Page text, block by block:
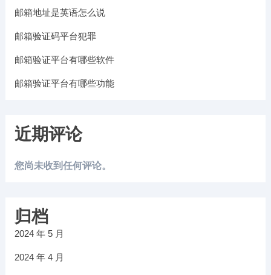
邮箱地址是英语怎么说
邮箱验证码平台犯罪
邮箱验证平台有哪些软件
邮箱验证平台有哪些功能
近期评论
您尚未收到任何评论。
归档
2024 年 5 月
2024 年 4 月